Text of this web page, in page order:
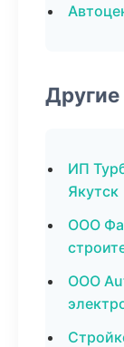
ИП
Якутск
ООО
ООО